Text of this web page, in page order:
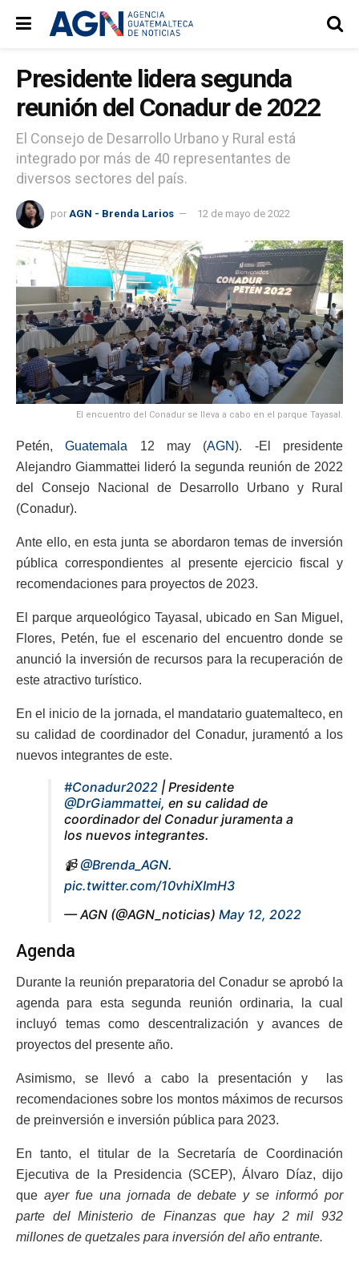
Presidente lidera segunda
reunión del Conadur de 2022
El Consejo de Desarrollo Urbano y Rural está
integrado por más de 40 representantes de
diversos sectores del país.
por AGN - Brenda Larios 12 de mayo de 2022
El encuentro del Conadur se lleva a cabo en el parque Tayasal.
Petén,Guatemala 12 may (AGN). -El presidente
Alejandro Giammattei lideró la segunda reunión de 2022
del Consejo Nacional de Desarrollo Urbano y Rural
(Conadur).
Ante ello, en esta junta se abordaron temas de inversión
pública correspondientes al presente ejercicio fiscal y
recomendaciones para proyectos de 2023.
El parque arqueológico Tayasal, ubicado en San Miguel,
Flores, Petén, fue el escenario del encuentro donde se
anunció la inversión de recursos para la recuperación de
este atractivo turístico.
En el inicio de la jornada, el mandatario guatemalteco, en
su calidad de coordinador del Conadur, juramentó a los
nuevos integrantes de este.
#Conadur2022 | Presidente
@DrGiammattei, en su calidad de
coordinador del Conadur juramenta a
los nuevos integrantes.
📹@Brenda_AGN.
pic.twitter.com/10vhiXImH3
— AGN (@AGN_noticias) May 12, 2022
Agenda
Durante la reunión preparatoria del Conadur se aprobó la
agenda para esta segunda reunión ordinaria, la cual
incluyó temas como descentralización y avances de
proyectos del presente año.
Asimismo, se llevó a cabo la presentación y las
recomendaciones sobre los montos máximos de recursos
de preinversión e inversión pública para 2023.
En tanto, el titular de la Secretaría de Coordinación
Ejecutiva de la Presidencia (SCEP), Álvaro Díaz, dijo
que ayer fue una jornada de debate y se informó por
parte del Ministerio de Finanzas que hay 2 mil 932
millones de quetzales para inversión del año entrante.